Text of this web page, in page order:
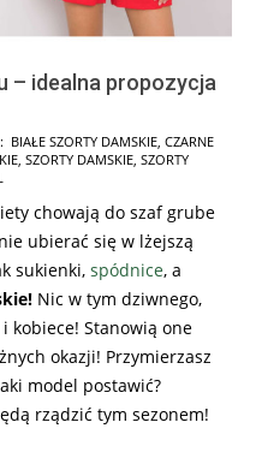
– idealna propozycja
BIAŁE SZORTY DAMSKIE CZARNE
SZORTY DAMSKIE SZORTY
chowają do szaf grube
ubierać się w lżejszą
sukienki, spódnice, a
Nic w tym dziwnego,
kobiece! Stanowią one
okazji! Przymierzasz
model postawić?
rządzić tym sezonem!